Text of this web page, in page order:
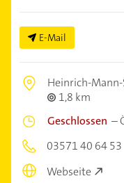
E-Mail
Heinrich-Mann-
1,8 km
Geschlossen –
03571 40 64 53
Webseite